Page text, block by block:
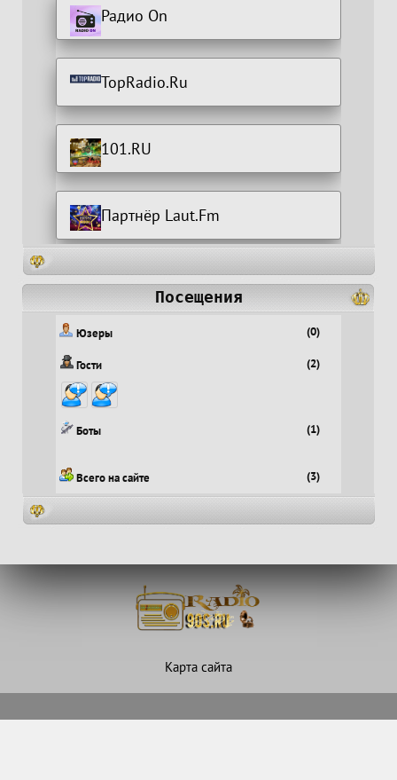
Радио On
TopRadio.Ru
101.RU
Партнёр Laut.Fm
Посещения
Юзеры (0)
Гости (2)
Боты (1)
Всего на сайте (3)
Карта сайта